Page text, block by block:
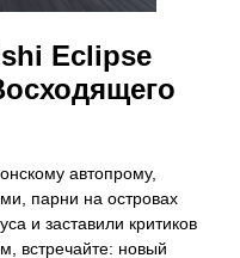
Eclipse
автопрому,
парни на островах
и заставили критиков
встречайте: новый